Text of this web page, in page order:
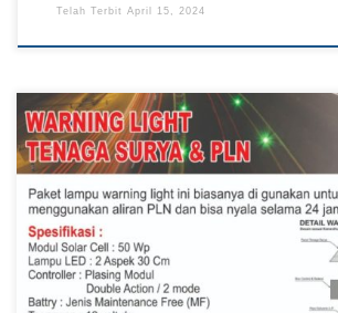
Telah Terbit April 15, 2024
Jual Warning Light, Pabrik Warning Light,
Light, Warning Light Murah, Jual Warning
Warning Light Harga Murah Berkualitas di
Pabrik Rambu – Warning Light adalah salah
keamanan jalan yang digunakan sebagai
kepada para pengguna jalan untuk tetap
melintasi […]